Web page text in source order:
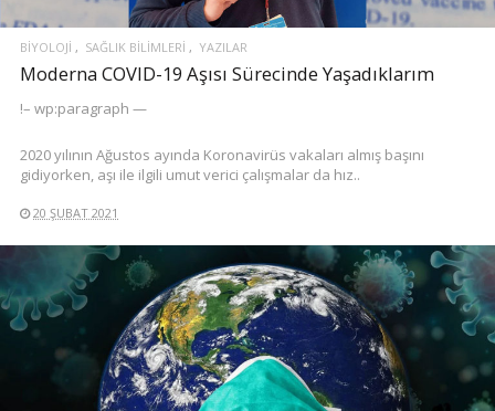
BIYOLOJI SAĞLIK BILIMLERI YAZILAR
Moderna COVID-19 Aşısı Sürecinde Yaşadıklarım
!– wp:paragraph —
2020 yılının Ağustos ayında Koronavirüs vakaları almış başını
gidiyorken, aşı ile ilgili umut verici çalışmalar da hız..
20 ŞUBAT 2021